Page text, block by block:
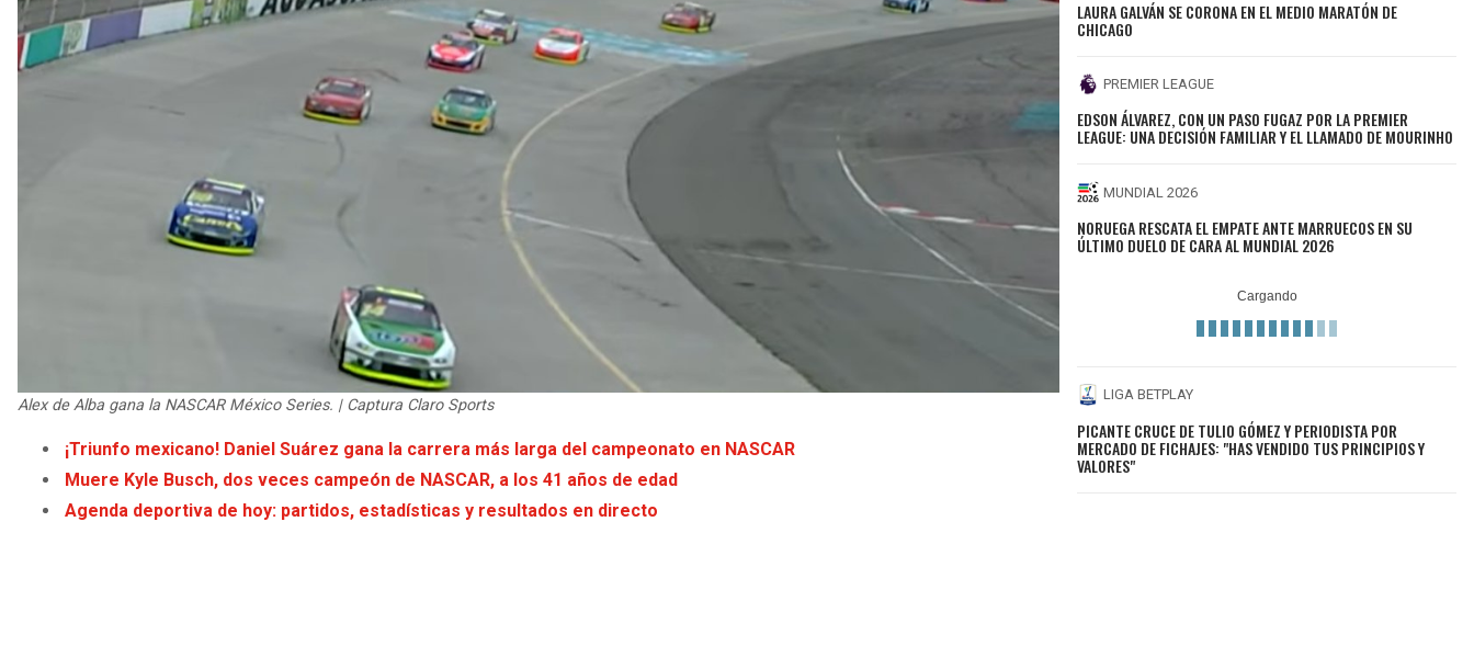
Alex de Alba gana la NASCAR México Series. | Captura Claro Sports
¡Triunfo mexicano! Daniel Suárez gana la carrera más larga del campeonato en NASCAR
Muere Kyle Busch, dos veces campeón de NASCAR, a los 41 años de edad
Agenda deportiva de hoy: partidos, estadísticas y resultados en directo
LAURA GALVÁN SE CORONA EN EL MEDIO MARATÓN DE
CHICAGO
PREMIER LEAGUE
EDSON ÁLVAREZ, CON UN PASO FUGAZ POR LA PREMIER
LEAGUE: UNA DECISIÓN FAMILIAR Y EL LLAMADO DE MOURINHO
MUNDIAL 2026
NORUEGA RESCATA EL EMPATE ANTE MARRUECOS EN SU
ÚLTIMO DUELO DE CARA AL MUNDIAL 2026
LIGA BETPLAY
PICANTE CRUCE DE TULIO GÓMEZ Y PERIODISTA POR
MERCADO DE FICHAJES: "HAS VENDIDO TUS PRINCIPIOS Y
VALORES"